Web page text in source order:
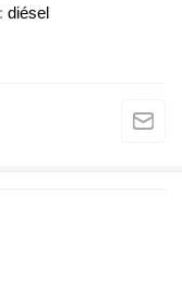
diésel